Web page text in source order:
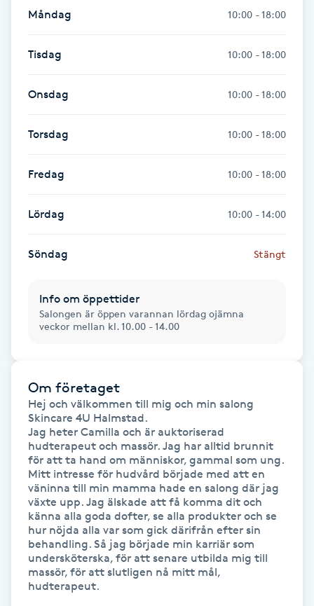
Hårborttagning
Hårbottenbehandling
Hårförlängning
Hårvård
Hälsa
Hälsprickor
IR-massage
Japansk massage
Katun fransar
Måndag 10:00 - 18:00
Tisdag 10:00 - 18:00
Onsdag 10:00 - 18:00
Torsdag 10:00 - 18:00
Fredag 10:00 - 18:00
Lördag 10:00 - 14:00
Söndag Stängt
Info om öppettider
Salongen är öppen varannan lördag ojämna
veckor mellan kl. 10.00 - 14.00
Om företaget
Hej och välkommen till mig och min salong
Skincare 4U Halmstad.
Jag heter Camilla och är auktoriserad
hudterapeut och massör. Jag har alltid brunnit
för att ta hand om människor, gammal som ung.
Mitt intresse för hudvård började med att en
väninna till min mamma hade en salong där jag
växte upp. Jag älskade att få komma dit och
känna alla goda dofter, se alla produkter och se
hur nöjda alla var som gick därifrån efter sin
behandling. Så jag började min karriär som
undersköterska, för att senare utbilda mig till
massör, för att slutligen nå mitt mål,
hudterapeut.